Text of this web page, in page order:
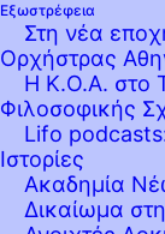
Εξωστρέφεια
Στη νέα
Ορχήστρας
Η Κ.Ο.Α. στο
Φιλοσοφικής
Lifo
Ιστορίες
Ακαδημία
Δικαίωμα